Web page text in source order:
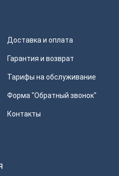
Доставка и оплата
Гарантия и возврат
Тарифы на обслуживание
Форма "Обратный звонок"
Контакты